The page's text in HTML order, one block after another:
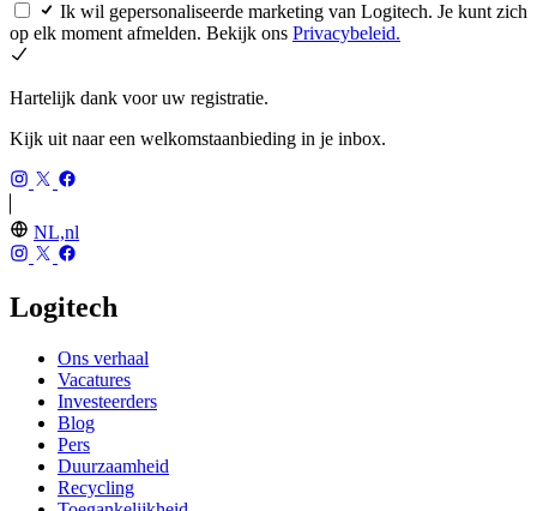
Ik wil gepersonaliseerde marketing van Logitech. Je kunt zich
op elk moment afmelden. Bekijk ons Privacybeleid.
Hartelijk dank voor uw registratie.
Kijk uit naar een welkomstaanbieding in je inbox.
NL,nl
Logitech
Ons verhaal
Vacatures
Investeerders
Blog
Pers
Duurzaamheid
Recycling